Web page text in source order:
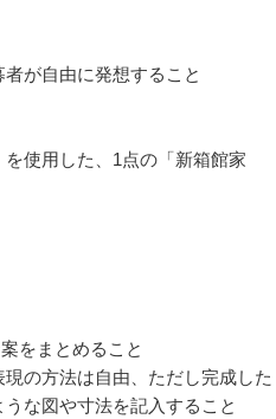
が自由に発想すること
使用した、1点の「新箱館家
をまとめること
の方法は自由、ただし完成した
な図や寸法を記入すること